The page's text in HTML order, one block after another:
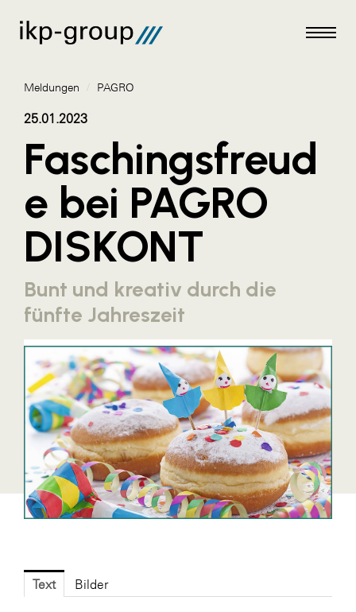
Meldungen
AKTUELLES
ACO
ALEX Krems
Amazon Web Services
Artweger
AustroCel Hallein
Blaguss
Bundesverband Sonnenschutztechnik
Cineplexx
Colmobil Austria
Controller Institut
Darbo
DOMOFERM
Meldungen / PAGRO
25.01.2023
Faschingsfreud
e bei PAGRO
DISKONT
Bunt und kreativ durch die
fünfte Jahreszeit
Text Bilder